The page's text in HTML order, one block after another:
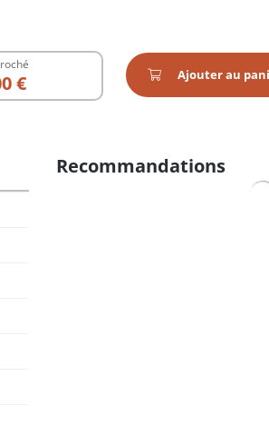
€ Ajouter au
Recommandations